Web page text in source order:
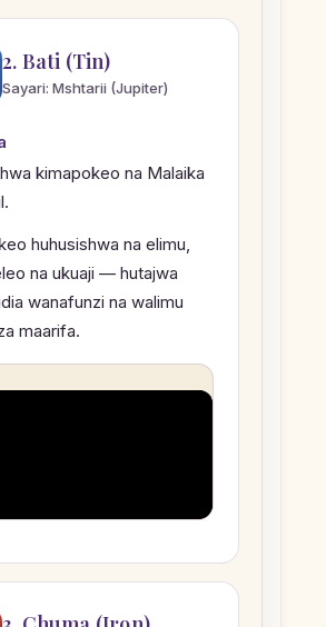
2. Bati (Tin)
Sayari: Mshtarii (Jupiter)
kimapokeo na Malaika
huhusishwa na elimu,
na ukuaji — hutajwa
wanafunzi na walimu
maarifa.